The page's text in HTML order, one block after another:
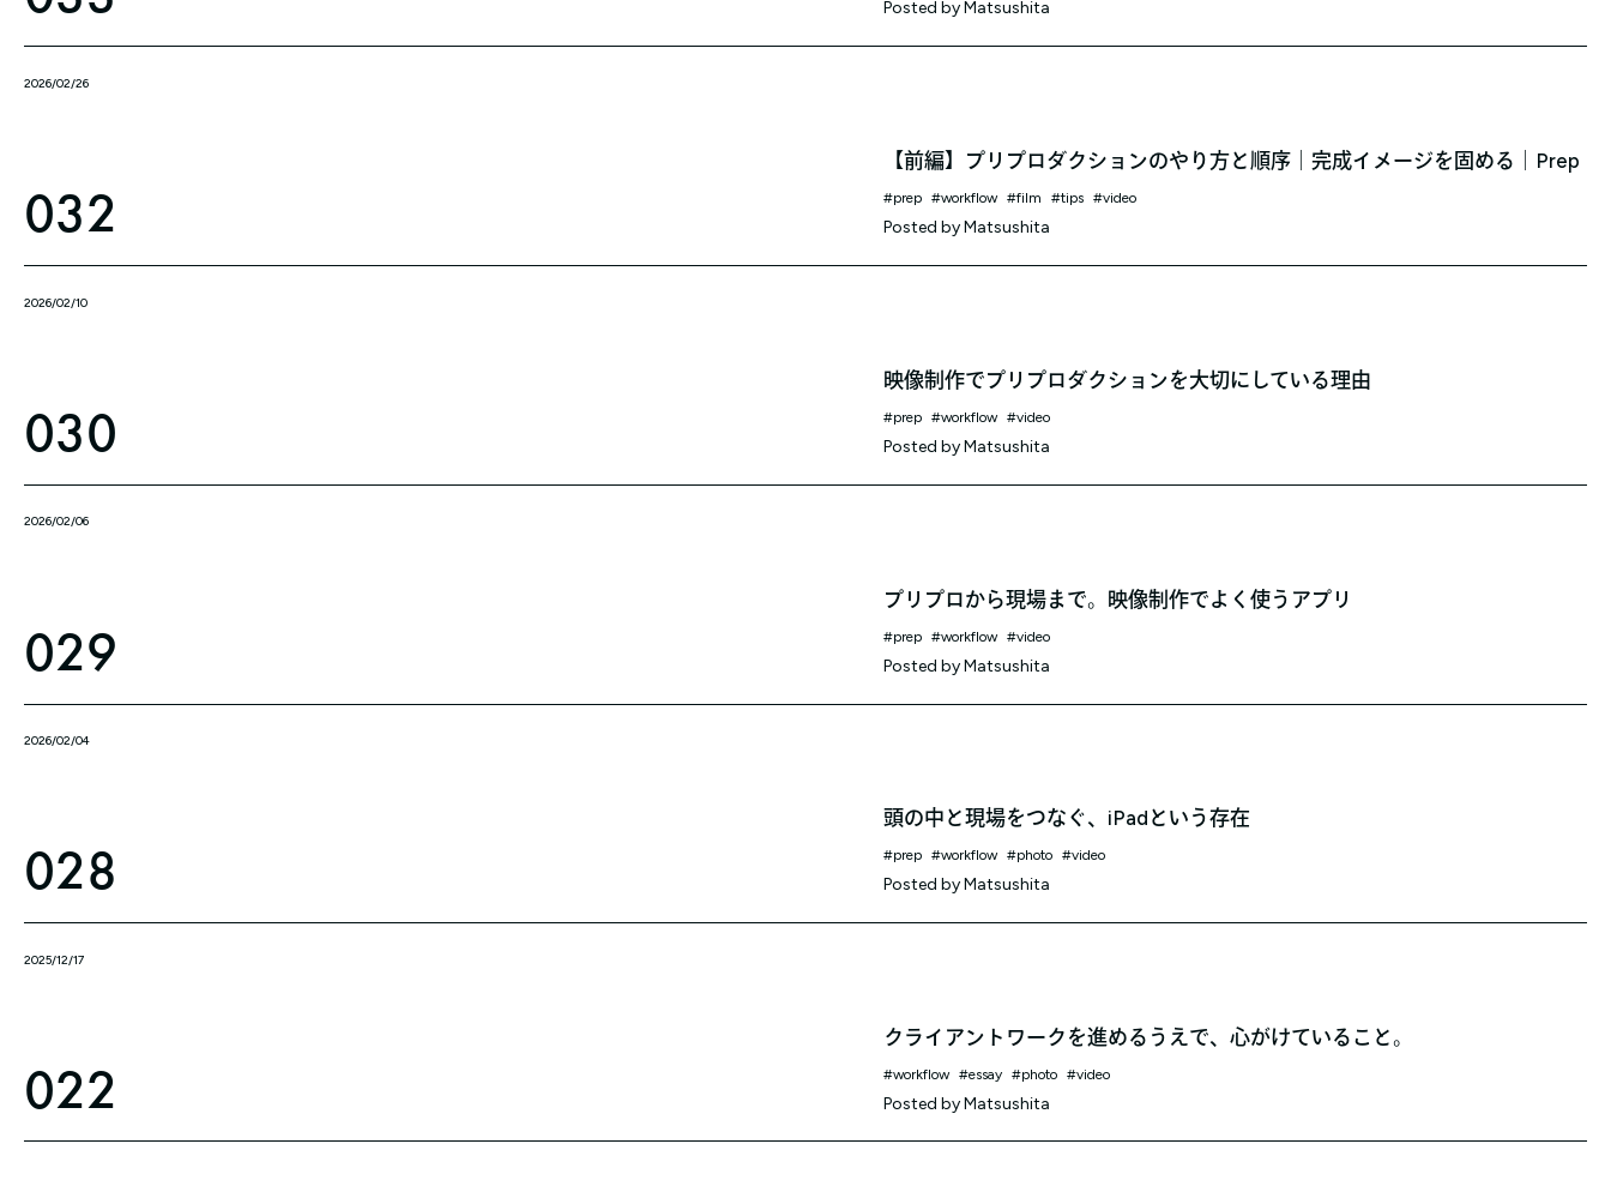
Posted byMatsushita
2026/02/26
032
【前編】プリプロダクションのやり方と順序｜完成イメージを固める｜Prep
prep workflow film tips video
Posted byMatsushita
2026/02/10
030
映像制作でプリプロダクションを大切にしている理由
prep workflow video
Posted byMatsushita
2026/02/06
029
プリプロから現場まで。映像制作でよく使うアプリ
prep workflow video
Posted byMatsushita
2026/02/04
028
頭の中と現場をつなぐ、iPadという存在
prep workflow photo video
Posted byMatsushita
2025/12/17
022
クライアントワークを進めるうえで、心がけていること。
workflow essay photo video
Posted byMatsushita